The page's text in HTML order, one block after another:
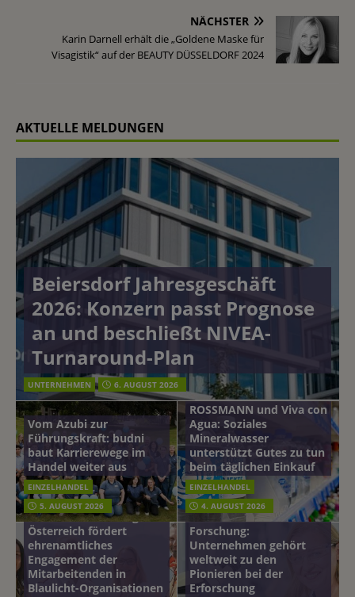
NÄCHSTER
Karin Darnell erhält die „Goldene Maske für
Visagistik“ auf der BEAUTY DÜSSELDORF 2024
AKTUELLE MELDUNGEN
Beiersdorf Jahresgeschäft
2026: Konzern passt Prognose
an und beschließt NIVEA-
Turnaround-Plan
UNTERNEHMEN 6. AUGUST 2026
Vom Azubi zur
Führungskraft: budni
baut Karrierewege im
Handel weiter aus
EINZELHANDEL
5. AUGUST 2026
ROSSMANN und Viva con
Agua: Soziales
Mineralwasser
unterstützt Gutes zu tun
beim täglichen Einkauf
EINZELHANDEL
4. AUGUST 2026
mehr vom leben tag: dm
Österreich fördert
ehrenamtliches
Engagement der
Mitarbeitenden in
Blaulicht-Organisationen
Beiersdorf
Hautmikrobiom-
Forschung:
Unternehmen gehört
weltweit zu den
Pionieren bei der
Erforschung